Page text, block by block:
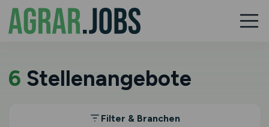
6 Stellenangebote
Filter & Branchen